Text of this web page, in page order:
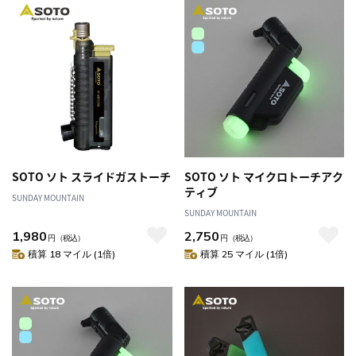
SOTO ソト スライドガストーチ
SUNDAY MOUNTAIN
1,980 円 （税込）
積算 18 マイル (1倍)
SOTO ソト マイクロトーチアク
ティブ
SUNDAY MOUNTAIN
2,750 円 （税込）
積算 25 マイル (1倍)